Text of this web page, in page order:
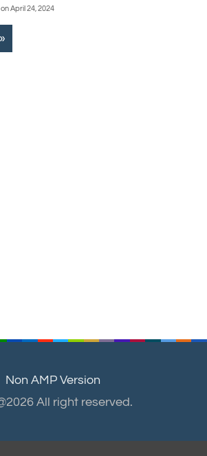
April 24, 2024
Non AMP Version
All right reserved.